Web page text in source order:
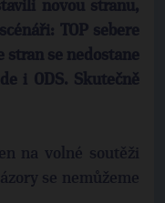
novou stranu,
TOP sebere
stran se nedostane
i ODS. Skutečně
na volné soutěži
se nemůžeme